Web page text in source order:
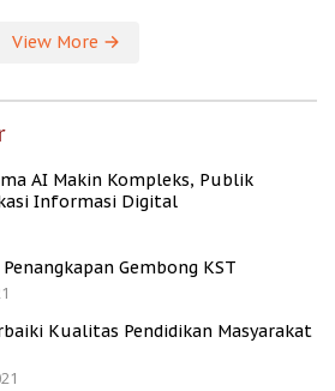
View More
AI Makin Kompleks, Publik
Informasi Digital
Gembong KST
Kualitas Pendidikan Masyarakat